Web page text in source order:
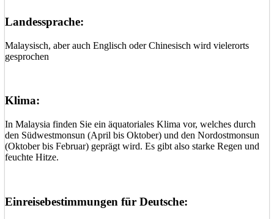
Landessprache:
Malaysisch, aber auch Englisch oder Chinesisch wird vielerorts
gesprochen
Klima:
In Malaysia finden Sie ein äquatoriales Klima vor, welches durch
den Südwestmonsun (April bis Oktober) und den Nordostmonsun
(Oktober bis Februar) geprägt wird. Es gibt also starke Regen und
feuchte Hitze.
Einreisebestimmungen für Deutsche: